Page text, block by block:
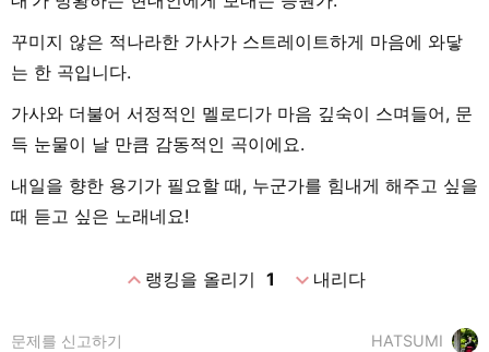
꾸미지 않은 적나라한 가사가 스트레이트하게 마음에 와닿
는 한 곡입니다.
가사와 더불어 서정적인 멜로디가 마음 깊숙이 스며들어, 문
득 눈물이 날 만큼 감동적인 곡이에요.
내일을 향한 용기가 필요할 때, 누군가를 힘내게 해주고 싶을
때 듣고 싶은 노래네요!
expand_less랭킹을 올리기 1 expand_more내리다
HATSUMI
문제를 신고하기